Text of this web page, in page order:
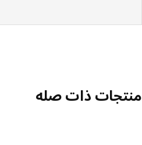
منتجات ذات صله